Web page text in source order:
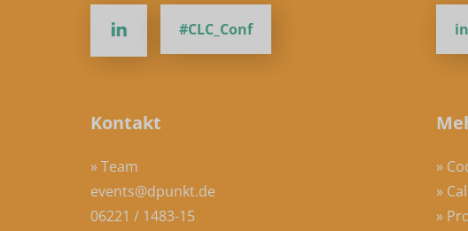
#CLC_Conf
Kontakt
» Team
events@dpunkt.de
06221 / 1483-15
»
»
»